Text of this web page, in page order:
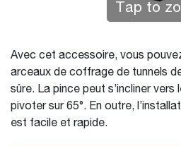
Tap to
Avec cet accessoire, vous
arceaux de coffrage de tunnels
sûre. La pince peut s’incliner vers
pivoter sur 65°. En outre,
est facile et rapide.